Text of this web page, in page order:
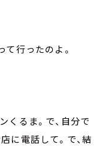
て行ったのよ。
くるま。で、自分で
に電話して。で、結